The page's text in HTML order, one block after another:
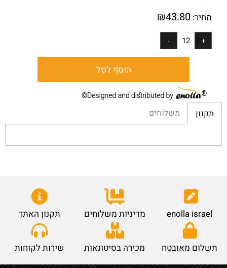
מחיר: ₪43.80
הוסף לסל
תקנון משלוחים
enolla israel מדיניות משלוחים תקנון האתר
תשלום מאובטח מכירה בסיטונאות שירות לקוחות